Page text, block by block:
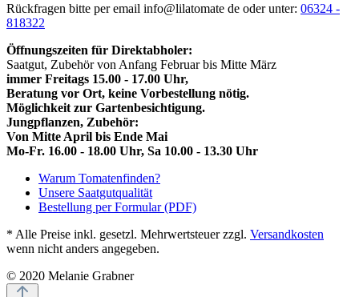
Rückfragen bitte per email info@lilatomate de oder unter: 06324 -
818322
Öffnungszeiten für Direktabholer:
Saatgut, Zubehör von Anfang Februar bis Mitte März
immer Freitags 15.00 - 17.00 Uhr,
Beratung vor Ort, keine Vorbestellung nötig.
Möglichkeit zur Gartenbesichtigung.
Jungpflanzen, Zubehör:
Von Mitte April bis Ende Mai
Mo-Fr. 16.00 - 18.00 Uhr, Sa 10.00 - 13.30 Uhr
Warum Tomatenfinden?
Unsere Saatgutqualität
Bestellung per Formular (PDF)
* Alle Preise inkl. gesetzl. Mehrwertsteuer zzgl. Versandkosten
wenn nicht anders angegeben.
© 2020 Melanie Grabner